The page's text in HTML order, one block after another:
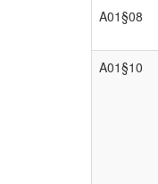
A01§08
A01§10